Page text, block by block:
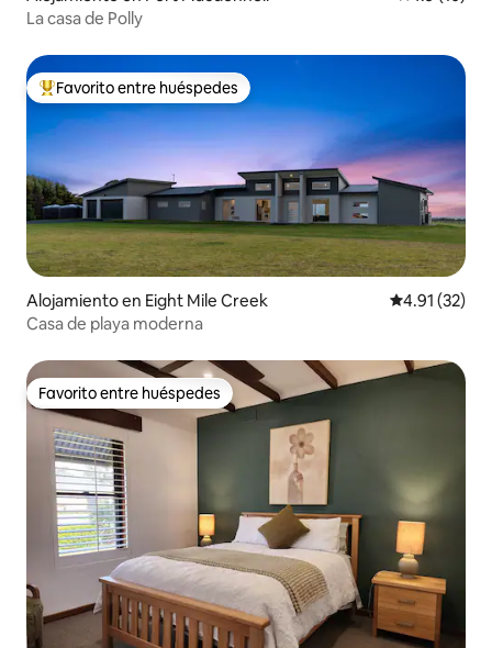
La casa de Polly
Favorito entre huéspedes preferido
Favorito entre huéspedes
Alojamiento en Eight Mile Creek Calificación
4.91 (32)
Casa de playa moderna
Favorito entre huéspedes
Favorito entre huéspedes